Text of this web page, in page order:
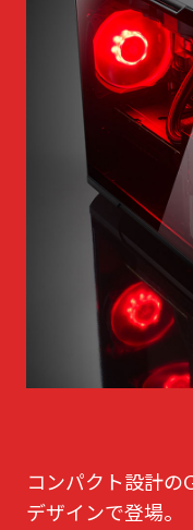
コンパクト設計の
デザインで登場。